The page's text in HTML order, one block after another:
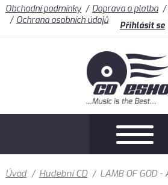
Obchodní podmínky Doprava a platba
Ochrana osobních údajů
Přihlásit se
Úvod / Hudební CD / LAMB OF GOD